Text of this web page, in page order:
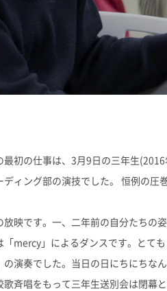
生徒
いじ
初の仕事は、3月9日の三年生
ィング部の演技でした。 恒例の圧
映です。一、二年前の自分たちの
「mercy」によるダンスです。とて
演奏でした。当日の日にちにちな
斉唱をもって三年生送別会は閉幕と